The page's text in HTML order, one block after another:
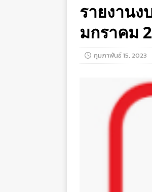
รายงานง
มกราคม
กุมภาพันธ์ 15, 2023